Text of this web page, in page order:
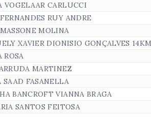
VOGELAAR CARLUCCI
RUY ANDRE
MOLINA
XAVIER DIONISIO GONÇALVES
ROSA
MARTINEZ
SAAD FASANELLA
BANCROFT VIANNA BRAGA
SANTOS FEITOSA